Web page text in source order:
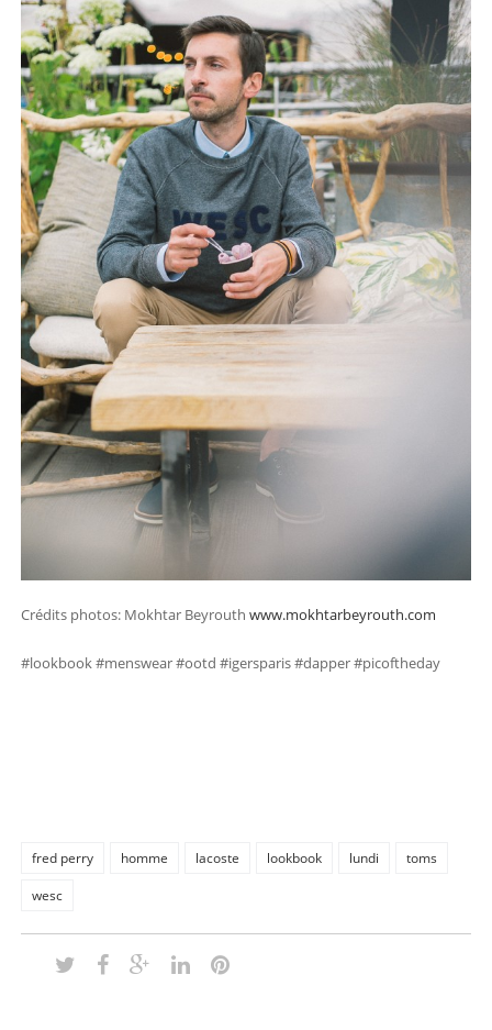
Crédits photos: Mokhtar Beyrouth www.mokhtarbeyrouth.com
#lookbook #menswear #ootd #igersparis #dapper #picoftheday
fred perry homme lacoste lookbook lundi
toms
wesc